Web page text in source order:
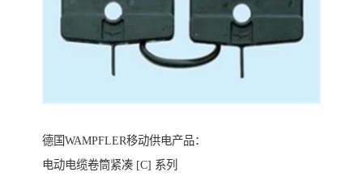
德国WAMPFLER移动供电产品：
电动电缆卷筒紧凑 [C] 系列